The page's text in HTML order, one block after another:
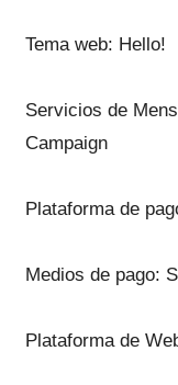
Tema web: Hello!
Servicios de
Campaign
Plataforma de
Medios de pago:
Plataforma de